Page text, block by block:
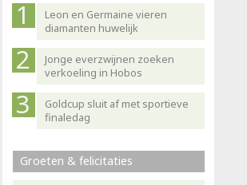
Leon en Germaine vieren
diamanten huwelijk
Jonge everzwijnen zoeken
verkoeling in Hobos
Goldcup sluit af met sportieve
finaledag
Groeten & felicitaties